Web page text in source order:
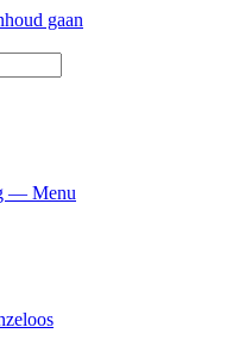
gaan
— Menu